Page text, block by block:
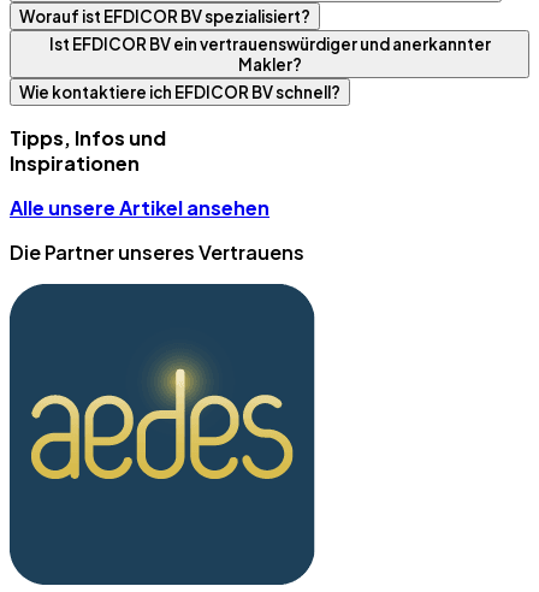
Worauf ist EFDICOR BV spezialisiert?
Ist EFDICOR BV ein vertrauenswürdiger und anerkannter
Makler?
Wie kontaktiere ich EFDICOR BV schnell?
Tipps, Infos und
Inspirationen
Alle unsere Artikel ansehen
Die Partner unseres Vertrauens